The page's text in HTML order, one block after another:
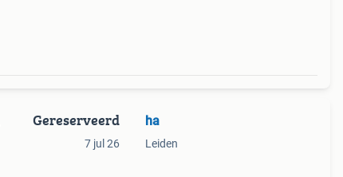
Gereserveerd
7 jul 26
ha
Leiden